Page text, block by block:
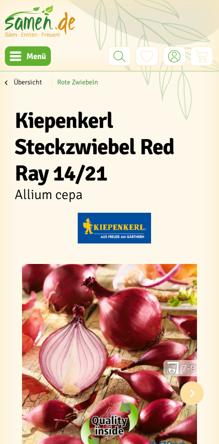
Menü
Übersicht Rote Zwiebeln
Kiepenkerl
Steckzwiebel Red
Ray 14/21
Allium cepa